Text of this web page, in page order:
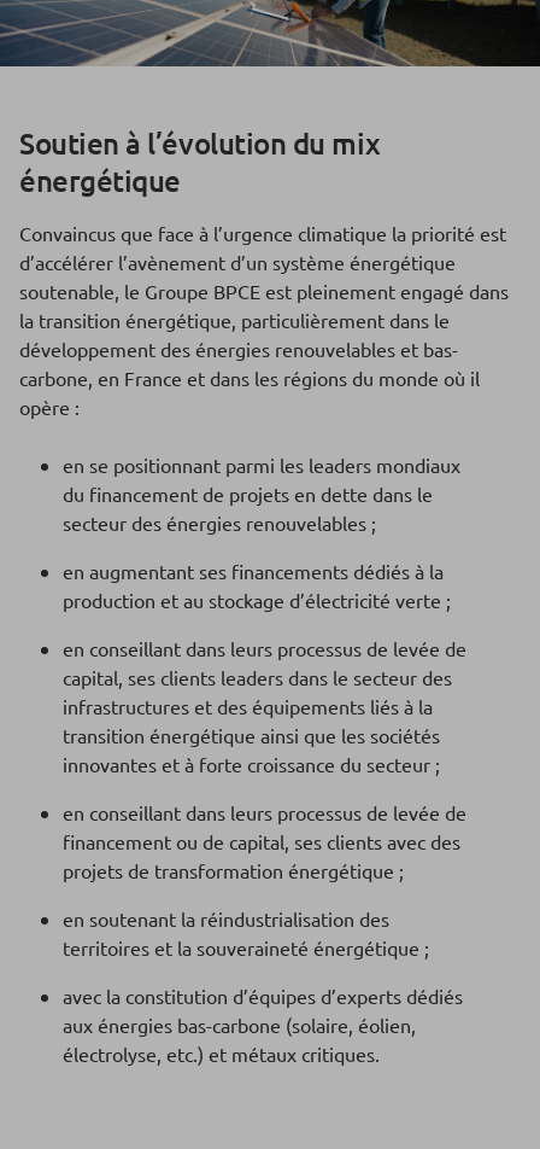
Soutien à l’évolution du mix
énergétique
Convaincus que face à l’urgence climatique la priorité est
d’accélérer l’avènement d’un système énergétique
soutenable, le Groupe BPCE est pleinement engagé dans
la transition énergétique, particulièrement dans le
développement des énergies renouvelables et bas-
carbone, en France et dans les régions du monde où il
opère :
en se positionnant parmi les leaders mondiaux
du financement de projets en dette dans le
secteur des énergies renouvelables ;
en augmentant ses financements dédiés à la
production et au stockage d’électricité verte ;
en conseillant dans leurs processus de levée de
capital, ses clients leaders dans le secteur des
infrastructures et des équipements liés à la
transition énergétique ainsi que les sociétés
innovantes et à forte croissance du secteur ;
en conseillant dans leurs processus de levée de
financement ou de capital, ses clients avec des
projets de transformation énergétique ;
en soutenant la réindustrialisation des
territoires et la souveraineté énergétique ;
avec la constitution d’équipes d’experts dédiés
aux énergies bas-carbone (solaire, éolien,
électrolyse, etc.) et métaux critiques.